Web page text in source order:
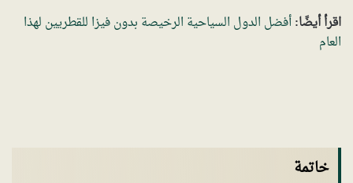
اقرأ أيضًا:أفضل الدول السياحية الرخيصة بدون فيزا للقطريين لهذا
العام
خاتمة